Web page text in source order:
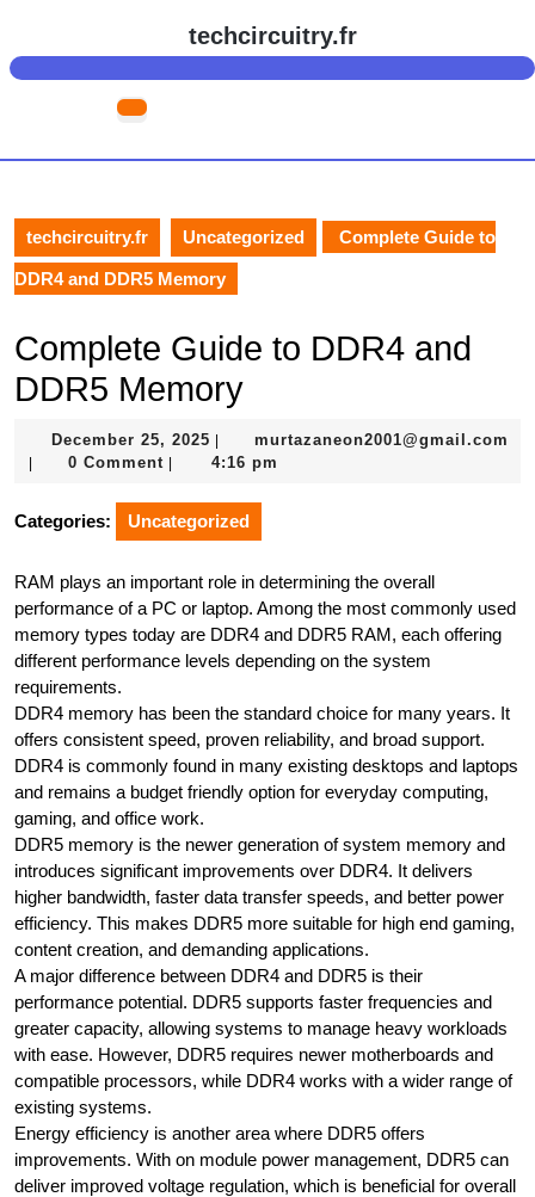
content
techcircuitry.fr
Open
techcircuitry.fr Uncategorized Complete Guide to
DDR4 and DDR5 Memory
Complete Guide to DDR4 and
DDR5 Memory
December 25, 2025 December
25,
murtazaneon2001@gmail.com
murtazaneon2001@gmail.com
0 Comment 4:16 pm
Categories: Uncategorized
RAM plays an important role in determining the overall
performance of a PC or laptop. Among the most commonly used
memory types today are DDR4 and DDR5 RAM, each offering
different performance levels depending on the system
requirements.
DDR4 memory has been the standard choice for many years. It
offers consistent speed, proven reliability, and broad support.
DDR4 is commonly found in many existing desktops and laptops
and remains a budget friendly option for everyday computing,
gaming, and office work.
DDR5 memory is the newer generation of system memory and
introduces significant improvements over DDR4. It delivers
higher bandwidth, faster data transfer speeds, and better power
efficiency. This makes DDR5 more suitable for high end gaming,
content creation, and demanding applications.
A major difference between DDR4 and DDR5 is their
performance potential. DDR5 supports faster frequencies and
greater capacity, allowing systems to manage heavy workloads
with ease. However, DDR5 requires newer motherboards and
compatible processors, while DDR4 works with a wider range of
existing systems.
Energy efficiency is another area where DDR5 offers
improvements. With on module power management, DDR5 can
deliver improved voltage regulation, which is beneficial for overall